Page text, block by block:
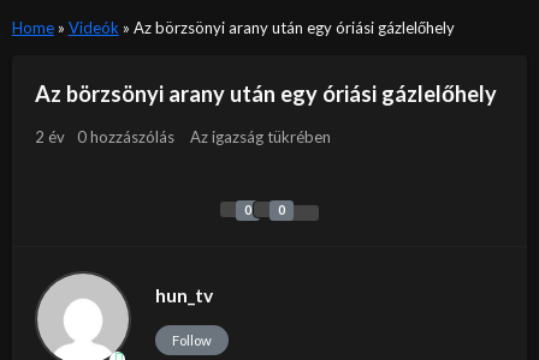
Home» Videók » Az börzsönyi arany után egy óriási gázlelőhely
Az börzsönyi arany után egy óriási gázlelőhely
2 év 0 hozzászólás Az igazság tükrében
0 0
hun_tv
Follow